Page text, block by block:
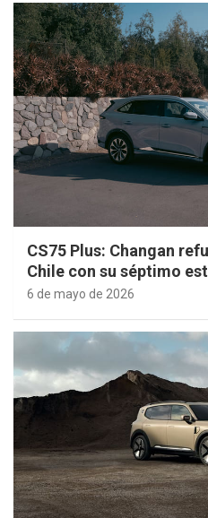
CS75 Plus: Changan
Chile con su séptimo
6 de mayo de 2026